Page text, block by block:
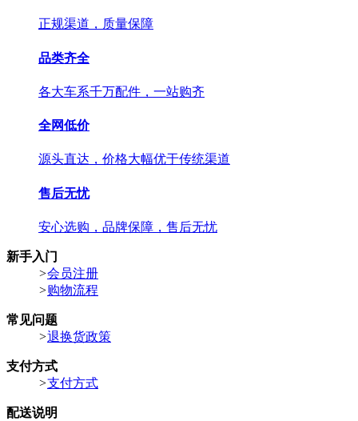
正规渠道，质量保障
品类齐全
各大车系千万配件，一站购齐
全网低价
源头直达，价格大幅优于传统渠道
售后无忧
安心选购，品牌保障，售后无忧
新手入门
>会员注册
>购物流程
常见问题
>退换货政策
支付方式
>支付方式
配送说明